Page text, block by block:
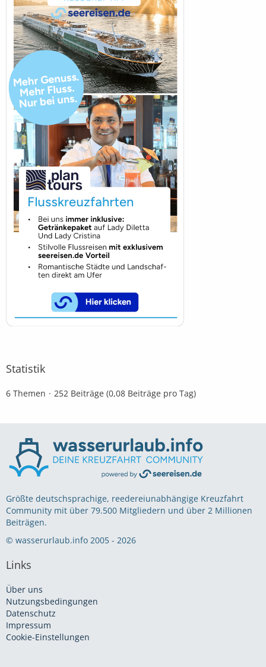
Statistik
6 Themen 252 Beiträge (0,08 Beiträge pro Tag)
Größte deutschsprachige, reedereiunabhängige Kreuzfahrt
Community mit über 79.500 Mitgliedern und über 2 Millionen
Beiträgen.
© wasserurlaub.info 2005 - 2026
Links
Über uns
Nutzungsbedingungen
Datenschutz
Impressum
Cookie-Einstellungen